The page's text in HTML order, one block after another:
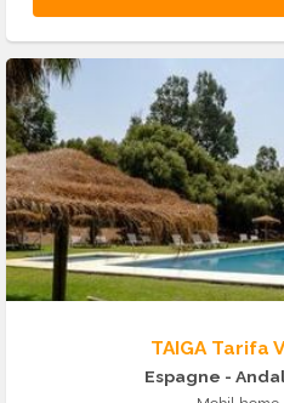
TAIGA Tarifa
Espagne -